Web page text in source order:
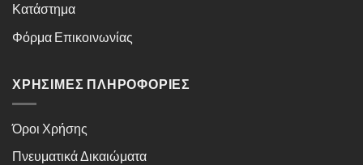
Κατάστημα
Φόρμα Επικοινωνίας
ΧΡΉΣΙΜΕΣ ΠΛΗΡΟΦΟΡΊΕΣ
Όροι Χρήσης
Πνευματικά Δικαιώματα